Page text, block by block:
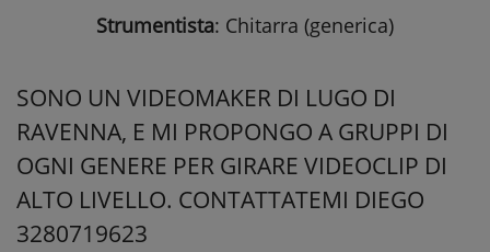
Strumentista: Chitarra (generica)
SONO UN VIDEOMAKER DI LUGO DI
RAVENNA, E MI PROPONGO A GRUPPI DI
OGNI GENERE PER GIRARE VIDEOCLIP DI
ALTO LIVELLO. CONTATTATEMI DIEGO
3280719623